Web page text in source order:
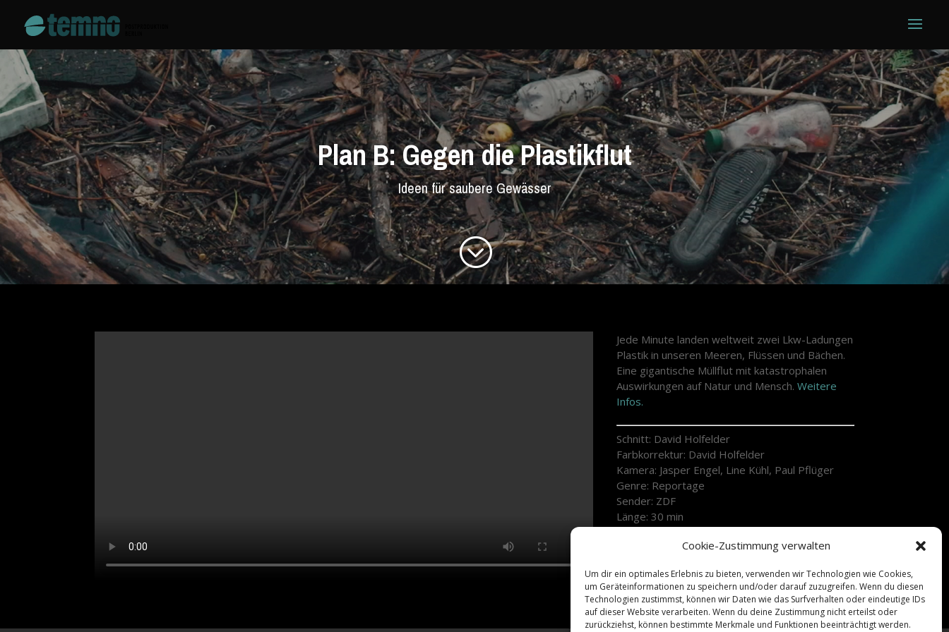
Cookie-Zustimmung verwalten
Um dir ein optimales Erlebnis zu bieten, verwenden wir Technologien wie Cookies,
um Geräteinformationen zu speichern und/oder darauf zuzugreifen. Wenn du diesen
Technologien zustimmst, können wir Daten wie das Surfverhalten oder eindeutige IDs
auf dieser Website verarbeiten. Wenn du deine Zustimmung nicht erteilst oder
zurückziehst, können bestimmte Merkmale und Funktionen beeinträchtigt werden.
Plan B: Gegen die Plastikflut
Ideen für saubere Gewässer
;
Jede Minute landen weltweit zwei Lkw-Ladungen
Plastik in unseren Meeren, Flüssen und Bächen.
Eine gigantische Müllflut mit katastrophalen
Auswirkungen auf Natur und Mensch. Weitere
Infos.
Schnitt: David Holfelder
Farbkorrektur: David Holfelder
Kamera: Jasper Engel, Line Kühl, Paul Pflüger
Genre: Reportage
Sender: ZDF
Länge: 30 min
Regie: Denise Dismer